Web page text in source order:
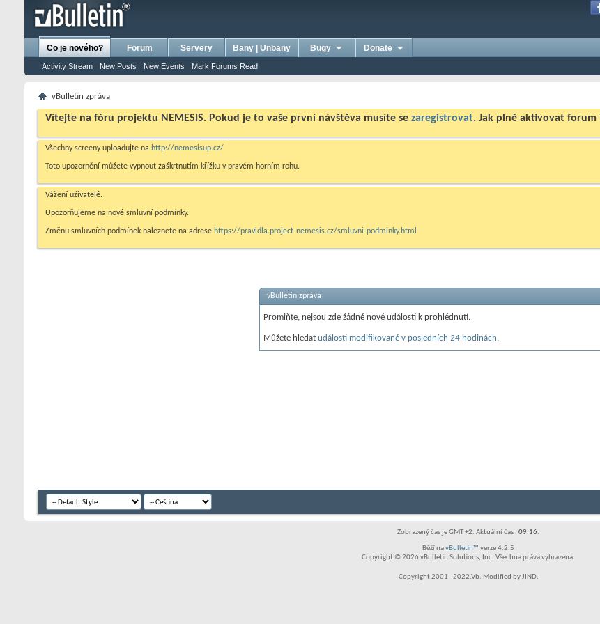
Co je nového?
Activity Stream New Posts New Events Mark Forums Read
Forum Servery Bany | Unbany Bugy Donate
vBulletin zpráva
Vítejte na fóru projektu NEMESIS. Pokud je to vaše první návštěva musíte se zaregistrovat. Jak plně aktivovat forum
Všechny screeny uploadujte na http://nemesisup.cz/
Toto upozornění můžete vypnout zaškrtnutím křížku v pravém horním rohu.
Vážení uživatelé.
Upozorňujeme na nové smluvní podmínky.
Změnu smluvních podmínek naleznete na adrese https://pravidla.project-nemesis.cz/smluvni-podminky.html
vBulletin zpráva
Promiňte, nejsou zde žádné nové události k prohlédnutí.
Můžete hledat události modifikované v posledních 24 hodinách.
Zobrazený čas je GMT +2. Aktuální čas : 09:16.
Běží navBulletin™ verze 4.2.5
Copyright © 2026 vBulletin Solutions, Inc. Všechna práva vyhrazena.
Copyright 2001 - 2022,Vb. Modified by JIND.